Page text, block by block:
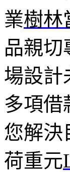
業樹林
品親切
場設計
多項借
您解決
荷重元